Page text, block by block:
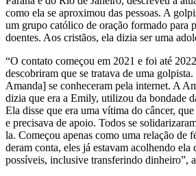
como ela se aproximou das pessoas. A
um grupo católico de oração formado para
doentes. Aos cristãos, ela dizia ser uma
“O contato começou em 2021 e foi até
descobriram que se tratava de uma
Amanda] se conheceram pela internet. A
dizia que era a Emily, utilizou da bondade
Ela disse que era uma vítima do câncer,
e precisava de apoio. Todos se
la. Começou apenas como uma relação de
deram conta, eles já estavam acolhendo ela
possíveis, inclusive transferindo dinheiro”,